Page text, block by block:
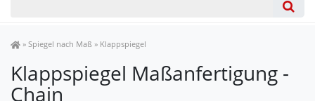
Spiegel Shop
» Spiegel nach Maß » Klappspiegel
Klappspiegel Maßanfertigung -
Chain